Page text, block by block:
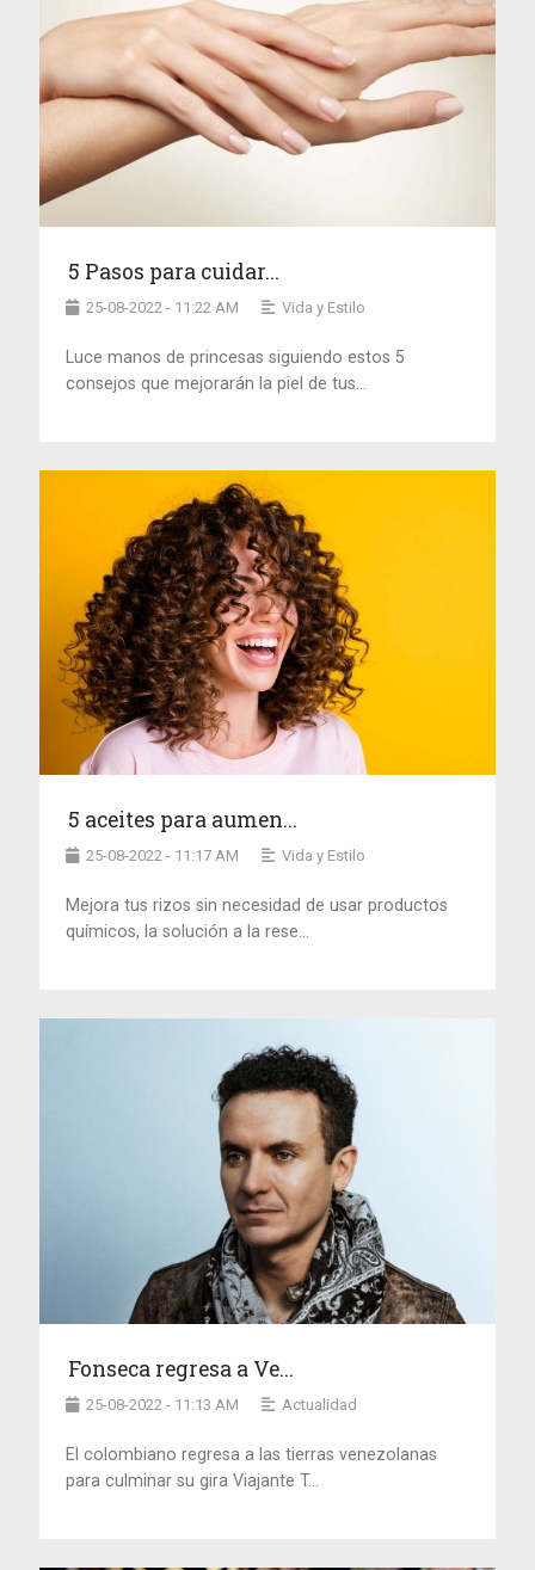
5 Pasos para cuidar...
25-08-2022 - 11:22 AM Vida y Estilo
Luce manos de princesas siguiendo estos 5
consejos que mejorarán la piel de tus...
5 aceites para aumen...
25-08-2022 - 11:17 AM Vida y Estilo
Mejora tus rizos sin necesidad de usar productos
químicos, la solución a la rese...
Fonseca regresa a Ve...
25-08-2022 - 11:13 AM Actualidad
El colombiano regresa a las tierras venezolanas
para culminar su gira Viajante T...